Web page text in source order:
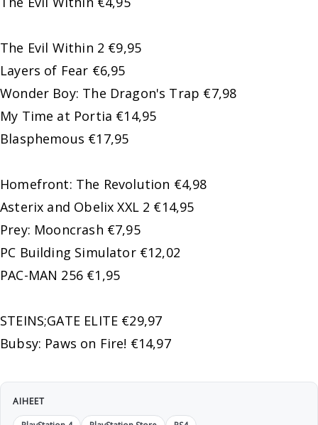
The Evil Within 2 €9,95
Layers of Fear €6,95
Wonder Boy: The Dragon's Trap €7,98
My Time at Portia €14,95
Blasphemous €17,95
Homefront: The Revolution €4,98
Asterix and Obelix XXL 2 €14,95
Prey: Mooncrash €7,95
PC Building Simulator €12,02
PAC-MAN 256 €1,95
STEINS;GATE ELITE €29,97
Bubsy: Paws on Fire! €14,97
AIHEET